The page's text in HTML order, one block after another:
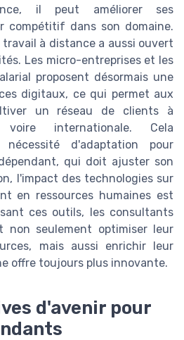
il peut améliorer ses
compétitif dans son domaine.
travail à distance a aussi ouvert
Les micro-entreprises et les
proposent désormais une
digitaux, ce qui permet aux
un réseau de clients à
internationale. Cela
nécessité d'adaptation pour
qui doit ajuster son
l'impact des technologies sur
en ressources humaines est
ces outils, les consultants
non seulement optimiser leur
mais aussi enrichir leur
offre toujours plus innovante.
d'avenir pour